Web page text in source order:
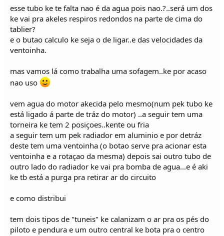
esse tubo ke te falta nao é da agua pois nao.?..será um dos
ke vai pra akeles respiros redondos na parte de cima do
tablier?
e o butao calculo ke seja o de ligar..e das velocidades da
ventoinha.
mas vamos lá como trabalha uma sofagem..ke por acaso
nao uso
vem agua do motor akecida pelo mesmo(num pek tubo ke
está ligado á parte de tráz do motor) ..a seguir tem uma
torneira ke tem 2 posiçoes..kente ou fria
a seguir tem um pek radiador em aluminio e por detráz
deste tem uma ventoinha (o botao serve pra acionar esta
ventoinha e a rotaçao da mesma) depois sai outro tubo de
outro lado do radiador ke vai pra bomba de agua...e é aki
ke tb está a purga pra retirar ar do circuito
e como distribui
tem dois tipos de "tuneis" ke calanizam o ar pra os pés do
piloto e pendura e um outro central ke bota pra o centro